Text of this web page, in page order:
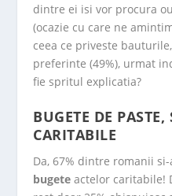
dintre ei isi vor procura
(ocazie cu care ne
ceea ce priveste
preferinte (49%), urmat
fie spritul explicatia?
BUGETE DE PASTE,
CARITABILE
Da, 67% dintre romanii
bugeteactelor caritabile!